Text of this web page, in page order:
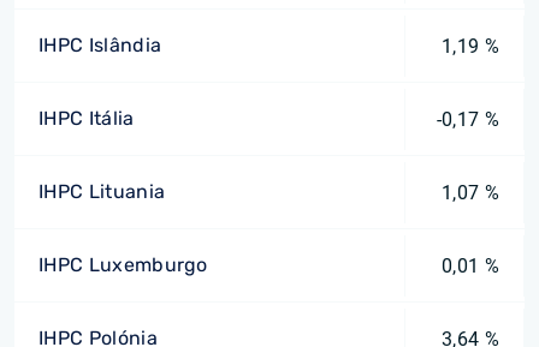
IHPC Islândia 1,19 %
IHPC Itália -0,17 %
IHPC Lituania 1,07 %
IHPC Luxemburgo 0,01 %
IHPC Polónia 3,64 %